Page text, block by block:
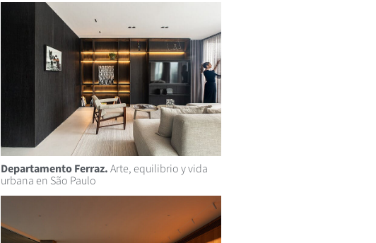
Departamento Ferraz.Arte, equilibrio y vida
urbana en São Paulo